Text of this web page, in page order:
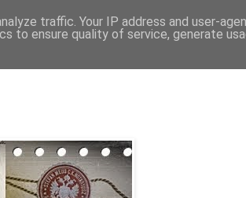
traffic. Your IP address and user-
to ensure quality of service, generate